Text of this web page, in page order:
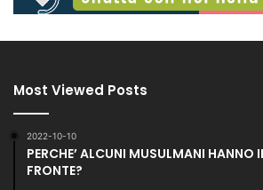
Most Viewed Posts
2022-10-10
PERCHE’ ALCUNI MUSULMANI HANNO
FRONTE?